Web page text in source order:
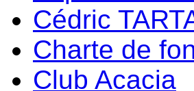
Cédric
Charte de
Club Acacia